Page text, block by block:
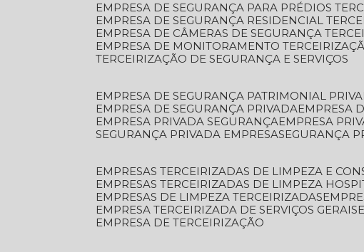
EMPRESA DE SEGURANÇA PARA PRÉDIOS
EMPRESA DE SEGURANÇA RESIDENCIAL
EMPRESA DE CÂMERAS DE SEGURANÇA
EMPRESA DE MONITORAMENTO
TERCEIRIZAÇÃO DE SEGURANÇA E SERVIÇOS
EMPRESA DE SEGURANÇA PATRIMONIAL
EMPRESA DE SEGURANÇA PRIVADA
EMPRESA
EMPRESA PRIVADA SEGURANÇA
EMPRESA
SEGURANÇA PRIVADA EMPRESA SEGURANÇA
EMPRESAS TERCEIRIZADAS DE LIMPEZA E
EMPRESAS TERCEIRIZADAS DE LIMPEZA
EMPRESAS DE LIMPEZA TERCEIRIZADAS
EMPRESA TERCEIRIZADA DE SERVIÇOS GERAIS
EMPRESA DE TERCEIRIZAÇÃO